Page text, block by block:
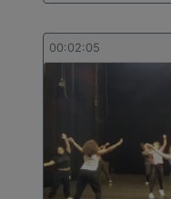
00:02:05